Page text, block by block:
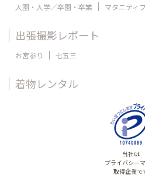
入園・入学／卒園・卒業
マタニティ
出張撮影レポート
お宮参り 七五三
着物レンタル
当社は
プライバシー
取得企業で